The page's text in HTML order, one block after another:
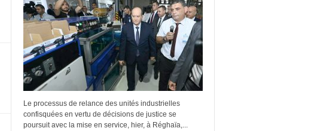
Le processus de relance des unités industrielles
confisquées en vertu de décisions de justice se
poursuit avec la mise en service, hier, à Réghaïa,...